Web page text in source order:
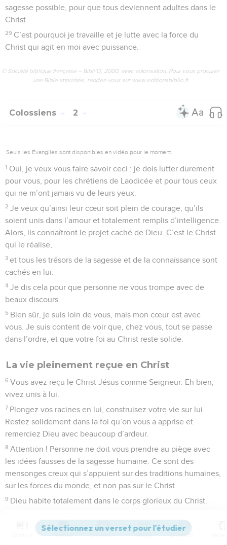
sagesse possible, pour que tous deviennent adultes dans le
Christ.
29 C’est pourquoi je travaille et je lutte avec la force du
Christ qui agit en moi avec puissance.
© Société biblique française – Bibli’O, 2000, avec autorisation. Pour vous procurer
une Bible imprimée, rendez-vous sur www.editionsbiblio.fr
Colossiens 2
Seuls les Évangiles sont disponibles en vidéo pour le moment.
1 Oui, je veux vous faire savoir ceci : je dois lutter durement
pour vous, pour les chrétiens de Laodicée et pour tous ceux
qui ne m’ont jamais vu de leurs yeux.
2 Je veux qu’ainsi leur cœur soit plein de courage, qu’ils
soient unis dans l’amour et totalement remplis d’intelligence.
Alors, ils connaîtront le projet caché de Dieu. C’est le Christ
qui le réalise,
3 et tous les trésors de la sagesse et de la connaissance sont
cachés en lui.
4 Je dis cela pour que personne ne vous trompe avec de
beaux discours.
5 Bien sûr, je suis loin de vous, mais mon cœur est avec
vous. Je suis content de voir que, chez vous, tout se passe
dans l’ordre, et que votre foi au Christ reste solide.
La vie pleinement reçue en Christ
6 Vous avez reçu le Christ Jésus comme Seigneur. Eh bien,
vivez unis à lui.
7 Plongez vos racines en lui, construisez votre vie sur lui.
Restez solidement dans la foi qu’on vous a apprise et
remerciez Dieu avec beaucoup d’ardeur.
8 Attention ! Personne ne doit vous prendre au piège avec
les idées fausses de la sagesse humaine. Ce sont des
mensonges creux qui s’appuient sur des traditions humaines,
sur les forces du monde, et non pas sur le Christ.
9 Dieu habite totalement dans le corps glorieux du Christ.
de toutes les forces qui ont autorité et pouvoir.
Versions Commentaires Strong